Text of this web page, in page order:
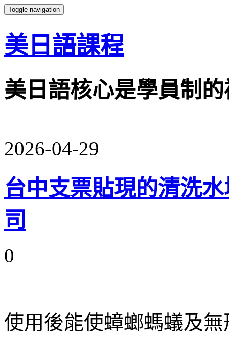
Toggle navigation
美日語課程
美日語核心是學員制
2026-04-29
台中支票貼現的清洗
司
0
使用後能使蟑螂螞蟻及無